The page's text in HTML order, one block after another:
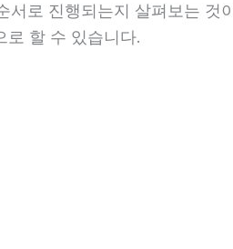
로 진행되는지 살펴보는 것
로 할 수 있습니다.